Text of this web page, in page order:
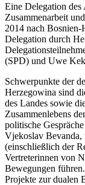
Eine Delegation des
Zusammenarbeit
2014 nach
Delegation durch
(SPD) und Uwe
Schwerpunkte der
Herzegowina sind
des Landes sowie
Zusammenlebens
politische
Vjekoslav Bevanda,
(einschließlich der
Vertreterinnen von
Bewegungen
Projekte zur dualen